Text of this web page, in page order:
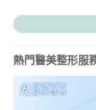
熱門醫美整形服